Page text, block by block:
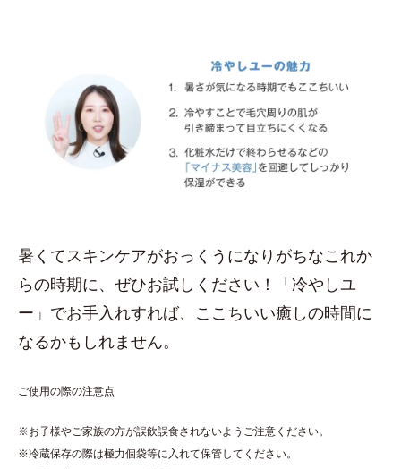
暑くてスキンケアがおっくうになりがちなこれか
らの時期に、ぜひお試しください！「冷やしユ
ー」でお手入れすれば、ここちいい癒しの時間に
なるかもしれません。
ご使用の際の注意点
※お子様やご家族の方が誤飲誤食されないようご注意ください。
※冷蔵保存の際は極力個袋等に入れて保管してください。